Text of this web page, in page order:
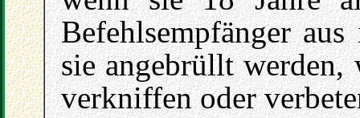
Befehlsempfänger
sie angebrüllt
verkniffen oder